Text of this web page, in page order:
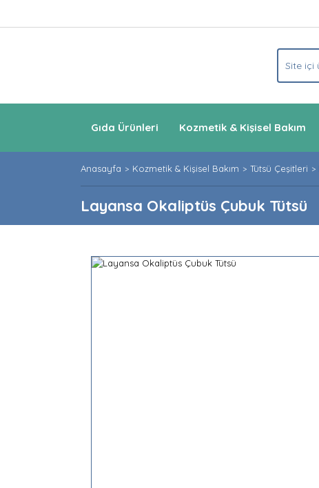
Gıda Ürünleri Kozmetik & Kişisel Bakım
Anasayfa Kozmetik & Kişisel Bakım Tütsü Çeşitleri
Layansa Okaliptüs Çubuk Tütsü